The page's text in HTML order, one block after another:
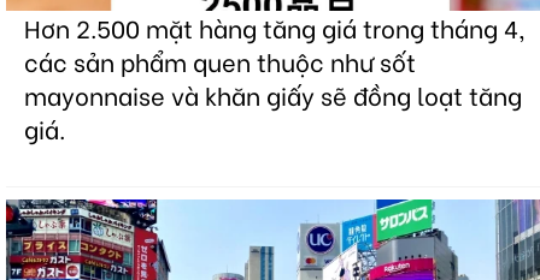
Hơn 2.500 mặt hàng tăng giá trong tháng 4,
các sản phẩm quen thuộc như sốt
mayonnaise và khăn giấy sẽ đồng loạt tăng
giá.